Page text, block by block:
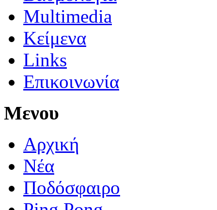
Multimedia
Κείμενα
Links
Επικοινωνία
Μενου
Αρχική
Νέα
Ποδόσφαιρο